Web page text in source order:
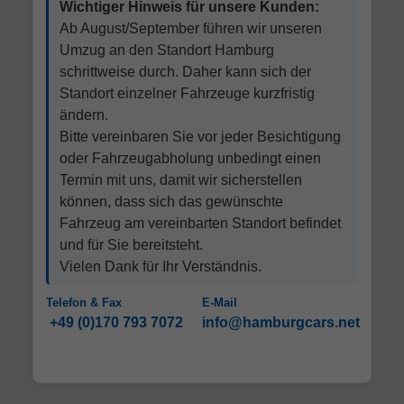
Wichtiger Hinweis für unsere Kunden:
Ab August/September führen wir unseren
Umzug an den Standort Hamburg
schrittweise durch. Daher kann sich der
Standort einzelner Fahrzeuge kurzfristig
ändern.
Bitte vereinbaren Sie vor jeder Besichtigung
oder Fahrzeugabholung unbedingt einen
Termin mit uns, damit wir sicherstellen
können, dass sich das gewünschte
Fahrzeug am vereinbarten Standort befindet
und für Sie bereitsteht.
Vielen Dank für Ihr Verständnis.
Telefon & Fax
+49 (0)170 793 7072
E-Mail
info@hamburgcars.net